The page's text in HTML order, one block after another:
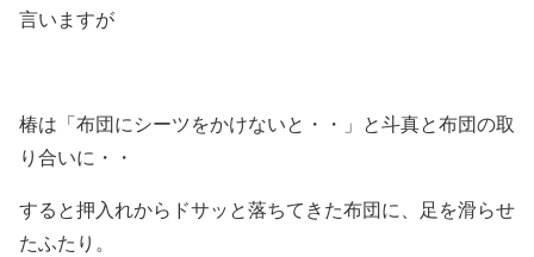
言いますが
椿は「布団にシーツをかけないと・・」と斗真と布団の取
り合いに・・
すると押入れからドサッと落ちてきた布団に、足を滑らせ
たふたり。